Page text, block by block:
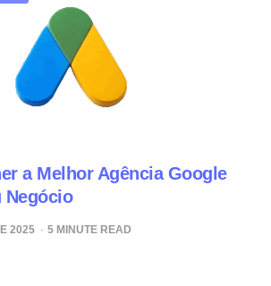
a Melhor Agência Google
Negócio
2025 5 MINUTE READ